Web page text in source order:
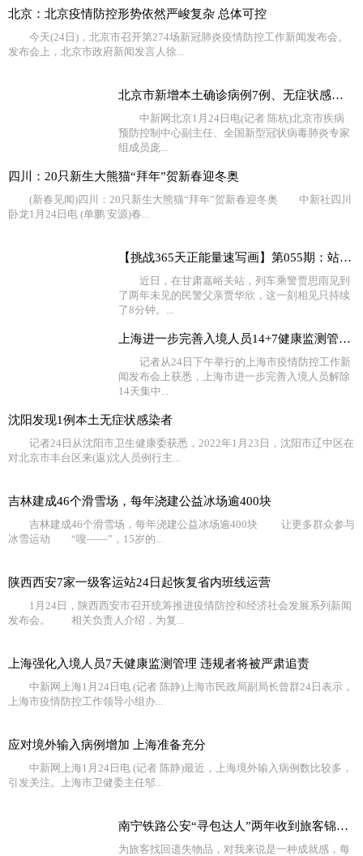
北京：北京疫情防控形势依然严峻复杂 总体可控
今天(24日)，北京市召开第274场新冠肺炎疫情防控工作新闻发布会。
发布会上，北京市政府新闻发言人徐...
北京市新增本土确诊病例7例、无症状感染者2例
中新网北京1月24日电(记者 陈杭)北京市疾病
预防控制中心副主任、全国新型冠状病毒肺炎专家
组成员庞...
四川：20只新生大熊猫“拜年”贺新春迎冬奥
(新春见闻)四川：20只新生大熊猫“拜年”贺新春迎冬奥 中新社四川
卧龙1月24日电 (单鹏 安源)春...
【挑战365天正能量速写画】第055期：站台相聚的8分钟她等
近日，在甘肃嘉峪关站，列车乘警贾思雨见到
了两年未见的民警父亲贾华欣，这一刻相见只持续
了8分钟。...
上海进一步完善入境人员14+7健康监测管理服务
记者从24日下午举行的上海市疫情防控工作新
闻发布会上获悉，上海市进一步完善入境人员解除
14天集中...
沈阳发现1例本土无症状感染者
记者24日从沈阳市卫生健康委获悉，2022年1月23日，沈阳市辽中区在
对北京市丰台区来(返)沈人员例行主...
吉林建成46个滑雪场，每年浇建公益冰场逾400块
吉林建成46个滑雪场，每年浇建公益冰场逾400块 让更多群众参与
冰雪运动 “嗖——”，15岁的...
陕西西安7家一级客运站24日起恢复省内班线运营
1月24日，陕西西安市召开统筹推进疫情防控和经济社会发展系列新闻
发布会。 相关负责人介绍，为复...
上海强化入境人员7天健康监测管理 违规者将被严肃追责
中新网上海1月24日电 (记者 陈静)上海市民政局副局长曾群24日表示，
上海市疫情防控工作领导小组办...
应对境外输入病例增加 上海准备充分
中新网上海1月24日电 (记者 陈静)最近，上海境外输入病例数比较多，
引发关注。上海市卫健委主任邬...
南宁铁路公安“寻包达人”两年收到旅客锦旗116面
为旅客找回遗失物品，对我来说是一种成就感，每